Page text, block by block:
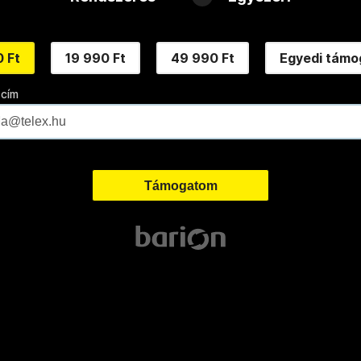
Ft 19 990 Ft 49 990 Ft Egyedi